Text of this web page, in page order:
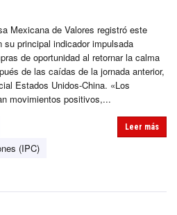
Mexicana de Valores registró este
principal indicador impulsada
de oportunidad al retornar la calma
de las caídas de la jornada anterior,
Estados Unidos-China. «Los
movimientos positivos,...
(IPC)
Leer más